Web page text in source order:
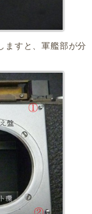
すと、軍艦部が分